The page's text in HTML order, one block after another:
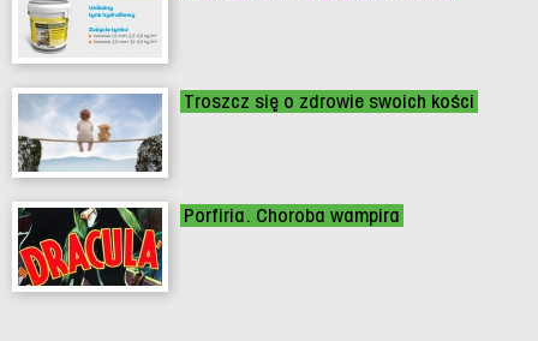
Troszcz się o zdrowie swoich kości
Porfiria. Choroba wampira